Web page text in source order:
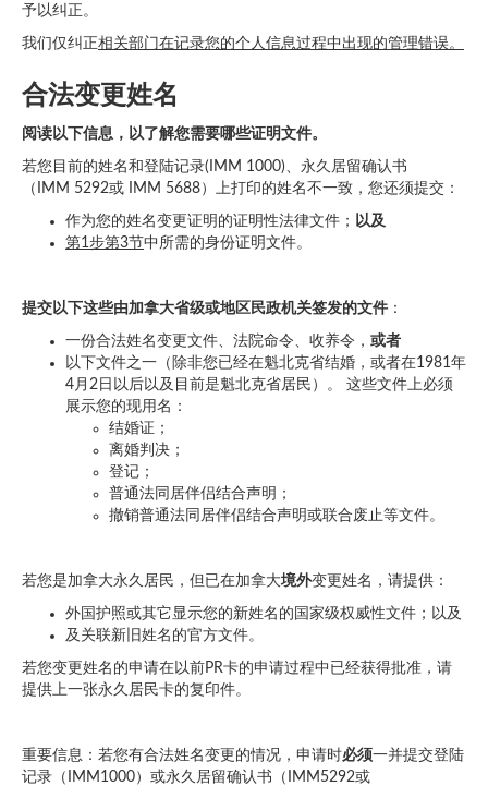
予以纠正。
我们仅纠正相关部门在记录您的个人信息过程中出现的管理错误。
合法变更姓名
阅读以下信息，以了解您需要哪些证明文件。
若您目前的姓名和登陆记录(IMM 1000)、永久居留确认书
（IMM 5292或 IMM 5688）上打印的姓名不一致，您还须提交：
作为您的姓名变更证明的证明性法律文件； 以及
第1步第3节中所需的身份证明文件。
提交以下这些由加拿大省级或地区民政机关签发的文件 ：
一份合法姓名变更文件、法院命令、收养令， 或者
以下文件之一（除非您已经在魁北克省结婚，或者在1981年
4月2日以后以及目前是魁北克省居民）。 这些文件上必须
展示您的现用名：
结婚证；
离婚判决；
登记；
普通法同居伴侣结合声明；
撤销普通法同居伴侣结合声明或联合废止等文件。
若您是加拿大永久居民，但已在加拿大境外变更姓名，请提供：
外国护照或其它显示您的新姓名的国家级权威性文件；以及
及关联新旧姓名的官方文件。
若您变更姓名的申请在以前PR卡的申请过程中已经获得批准，请
提供上一张永久居民卡的复印件。
重要信息：若您有合法姓名变更的情况，申请时必须一并提交登陆
记录（IMM1000）或永久居留确认书（IMM5292或